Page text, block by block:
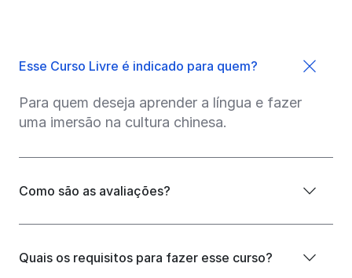
Esse Curso Livre é indicado para quem?
Para quem deseja aprender a língua e fazer
uma imersão na cultura chinesa.
Como são as avaliações?
Quais os requisitos para fazer esse curso?